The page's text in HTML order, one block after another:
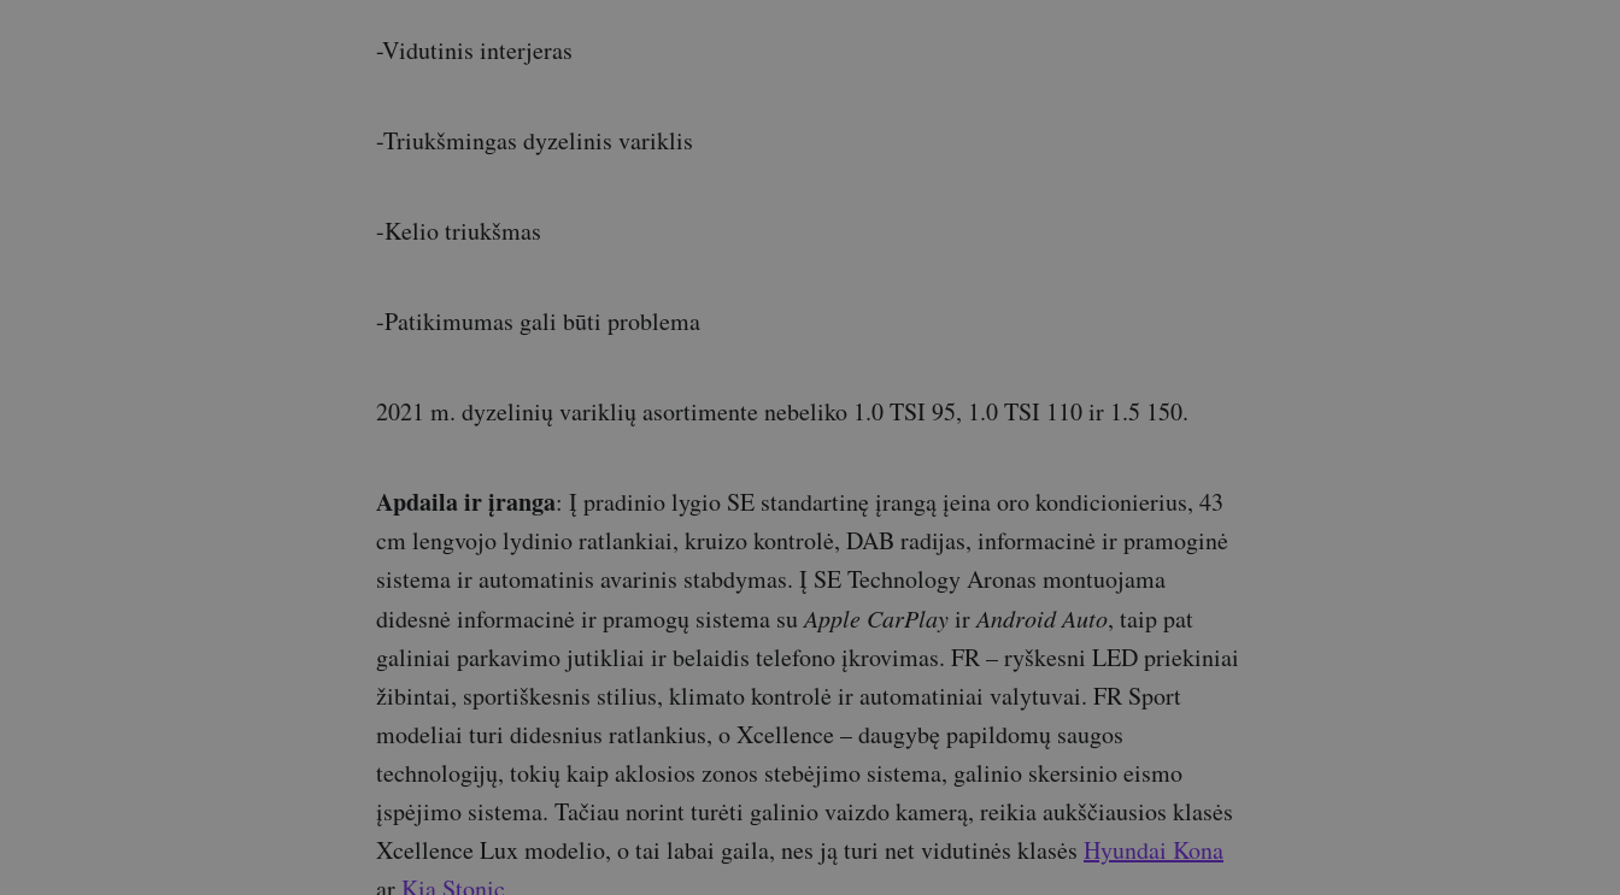
-Vidutinis interjeras
-Triukšmingas dyzelinis variklis
-Kelio triukšmas
-Patikimumas gali būti problema
2021 m. dyzelinių variklių asortimente nebeliko 1.0 TSI 95, 1.0 TSI 110 ir 1.5 150.
Apdaila ir įranga: Į pradinio lygio SE standartinę įrangą įeina oro kondicionierius, 43
cm lengvojo lydinio ratlankiai, kruizo kontrolė, DAB radijas, informacinė ir pramoginė
sistema ir automatinis avarinis stabdymas. Į SE Technology Aronas montuojama
didesnė informacinė ir pramogų sistema suApple CarPlayirAndroid Auto, taip pat
galiniai parkavimo jutikliai ir belaidis telefono įkrovimas. FR – ryškesni LED priekiniai
žibintai, sportiškesnis stilius, klimato kontrolė ir automatiniai valytuvai. FR Sport
modeliai turi didesnius ratlankius, o Xcellence – daugybę papildomų saugos
technologijų, tokių kaip aklosios zonos stebėjimo sistema, galinio skersinio eismo
įspėjimo sistema. Tačiau norint turėti galinio vaizdo kamerą, reikia aukščiausios klasės
Xcellence Lux modelio, o tai labai gaila, nes ją turi net vidutinės klasės Hyundai Kona